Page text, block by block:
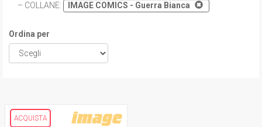
COLLANE: IMAGE COMICS - Guerra Bianca
Ordina per
ACQUISTA